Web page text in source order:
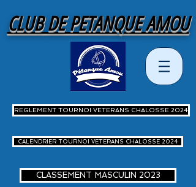
CLUB DE PETANQUE AMOU
REGLEMENT TOURNOI VETERANS CHALOSSE 2024
CALENDRIER TOURNOI VETERANS CHALOSSE 2024
CLASSEMENT MASCULIN 2023